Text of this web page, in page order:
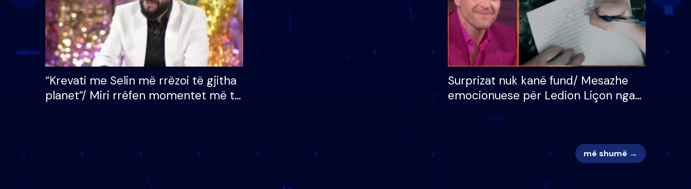
“Krevati me Selin më rrëzoi të gjitha
planet”/ Miri rrëfen momentet më të
mungojë zilja e mëngjesit kur…
Surprizat nuk kanë fund/ Mesazhe
emocionuese për Ledion Liçon nga
më shumë →